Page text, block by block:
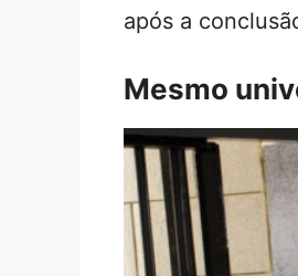
após a
Mesmo